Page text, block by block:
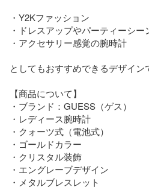
・Y2Kファッション
・ドレスアップやパーティーシー
・アクセサリー感覚の腕時計
としてもおすすめできるデザイン
【商品について】
・ブランド：GUESS（ゲス）
・レディース腕時計
・クォーツ式（電池式）
・ゴールドカラー
・クリスタル装飾
・エングレーブデザイン
・メタルブレスレット